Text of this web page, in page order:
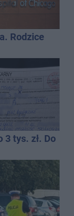
Rodzice
3 tys. zł. Do